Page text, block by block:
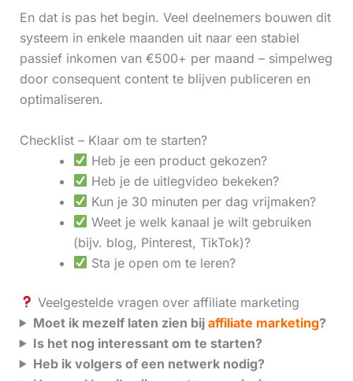
En dat is pas het begin. Veel deelnemers bouwen dit
systeem in enkele maanden uit naar een stabiel
passief inkomen van €500+ per maand – simpelweg
door consequent content te blijven publiceren en
optimaliseren.
Checklist – Klaar om te starten?
Heb je een product gekozen?
Heb je de uitlegvideo bekeken?
Kun je 30 minuten per dag vrijmaken?
Weet je welk kanaal je wilt gebruiken
(bijv. blog, Pinterest, TikTok)?
Sta je open om te leren?
Veelgestelde vragen over affiliate marketing
Moet ik mezelf laten zien bij affiliate marketing?
Is het nog interessant om te starten?
Heb ik volgers of een netwerk nodig?